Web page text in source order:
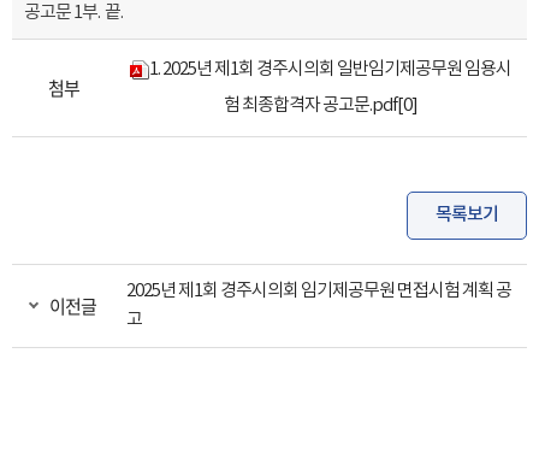
공고문 1부. 끝.
첨부
1. 2025년 제1회 경주시의회 일반임기제공무원 임용시
험 최종합격자 공고문.pdf[0]
목록보기
이전글
2025년 제1회 경주시의회 임기제공무원 면접시험 계획 공
고